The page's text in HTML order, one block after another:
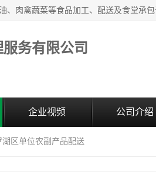
务有限公司
企业视频 公司介绍
湖区单位农副产品配送